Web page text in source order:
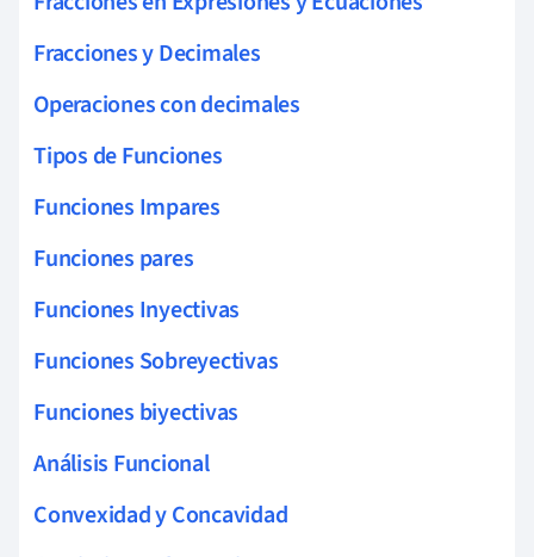
Fracciones y Decimales
Operaciones con decimales
Tipos de Funciones
Funciones Impares
Funciones pares
Funciones Inyectivas
Funciones Sobreyectivas
Funciones biyectivas
Análisis Funcional
Convexidad y Concavidad